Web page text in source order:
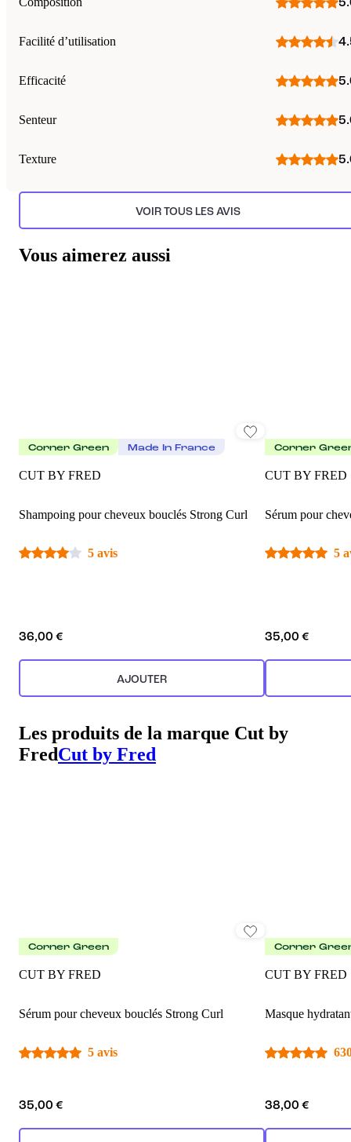
Facilité d’utilisation
Efficacité
Senteur
Texture
VOIR TOUS LES AVIS
Vous aimerez aussi
Corner Green Made In France
CUT BY FRED
Shampoing pour cheveux bouclés Strong Curl
5 avis
36,00 €
AJOUTER
Corner
CUT BY FRED
Sérum pour
5
35,00 €
Les produits de la marque Cut by
FredCut by Fred
Corner Green
CUT BY FRED
Sérum pour cheveux bouclés Strong Curl
5 avis
35,00 €
Corner
CUT BY FRED
Masque
38,00 €